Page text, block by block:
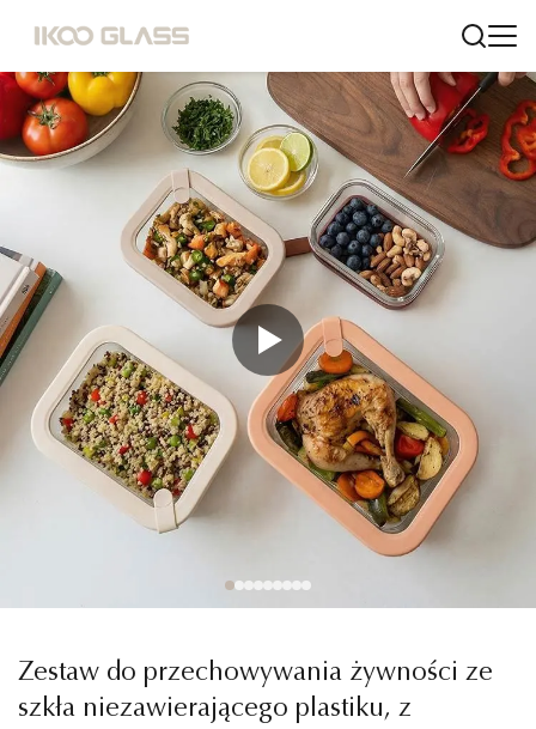
Zestaw do przechowywania żywności ze
szkła niezawierającego plastiku, z